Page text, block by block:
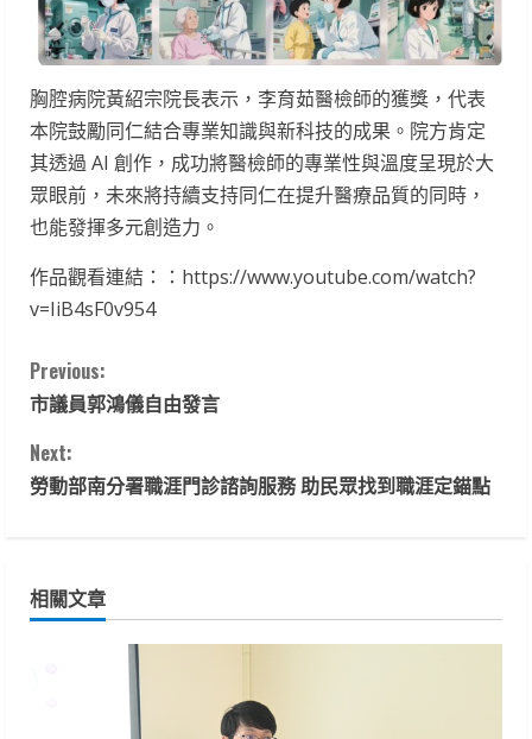
胸腔病院黃紹宗院長表示，李育茹醫檢師的獲獎，代表
本院鼓勵同仁結合專業知識與新科技的成果。院方肯定
其透過 AI 創作，成功將醫檢師的專業性與溫度呈現於大
眾眼前，未來將持續支持同仁在提升醫療品質的同時，
也能發揮多元創造力。
作品觀看連結：：https://www.youtube.com/watch?
v=IiB4sF0v954
C
o
n
i
n
Previous:
市議員郭鴻儀自由發言
Next:
勞動部南分署職涯門診諮詢服務 助民眾找到職涯定錨點
相關文章